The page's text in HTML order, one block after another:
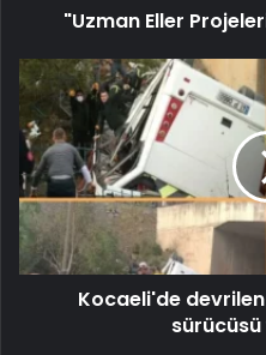
"Uzman Eller
Kocaeli'de
sürücüsü